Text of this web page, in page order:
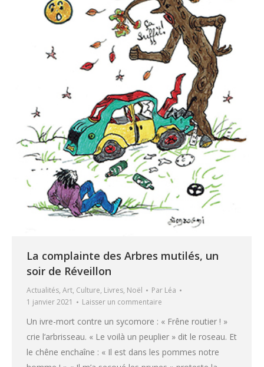
La complainte des Arbres mutilés, un
soir de Réveillon
Actualités, Art, Culture, Livres, Noël Par Léa
1 janvier 2021
Laisser un commentaire
Un ivre-mort contre un sycomore : « Frêne routier ! »
crie l’arbrisseau. « Le voilà un peuplier » dit le roseau. Et
le chêne enchaîne : « Il est dans les pommes notre